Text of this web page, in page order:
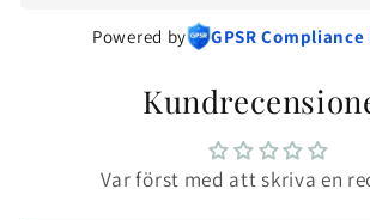
Powered by GPSR
Var först med att skriva en